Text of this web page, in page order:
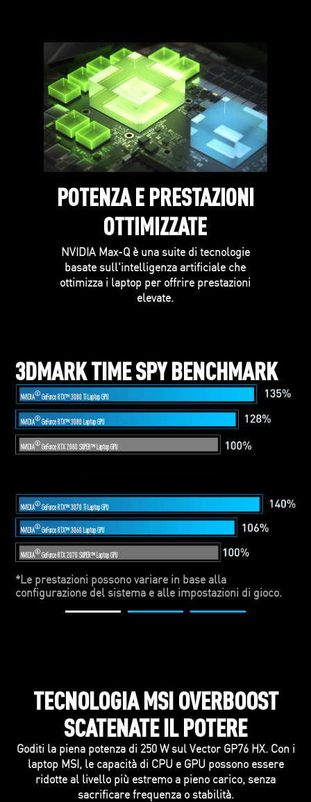
POTENZA E PRESTAZIONI
OTTIMIZZATE
NVIDIA Max-Q è una suite di tecnologie
basate sull'intelligenza artificiale che
ottimizza i laptop per offrire prestazioni
elevate.
3DMARK TIME SPY BENCHMARK
NVIDIA®GeForce RTX™ 3080 Ti Laptop GPU
NVIDIA®GeForce RTX™ 3080 Laptop GPU
NVIDIA®GeForce RTX 2080 SUPER™ Laptop GPU
NVIDIA®GeForce RTX™ 3070 Ti Laptop GPU
NVIDIA®GeForce RTX™ 3060 Laptop GPU
NVIDIA®GeForce RTX 2070 SUPER™ Laptop GPU
*Le prestazioni possono variare in base alla
configurazione del sistema e alle impostazioni di gioco.
TECNOLOGIA MSI OVERBOOST
SCATENATE IL POTERE
Goditi la piena potenza di 250 W sul Vector GP76 HX. Con i
laptop MSI, le capacità di CPU e GPU possono essere
ridotte al livello più estremo a pieno carico, senza
sacrificare frequenza o stabilità.